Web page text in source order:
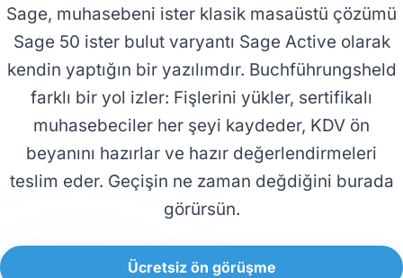
Sage, muhasebeni ister klasik masaüstü çözümü
Sage 50 ister bulut varyantı Sage Active olarak
kendin yaptığın bir yazılımdır. Buchführungsheld
farklı bir yol izler: Fişlerini yükler, sertifikalı
muhasebeciler her şeyi kaydeder, KDV ön
beyanını hazırlar ve hazır değerlendirmeleri
teslim eder. Geçişin ne zaman değdiğini burada
görürsün.
Ücretsiz ön görüşme